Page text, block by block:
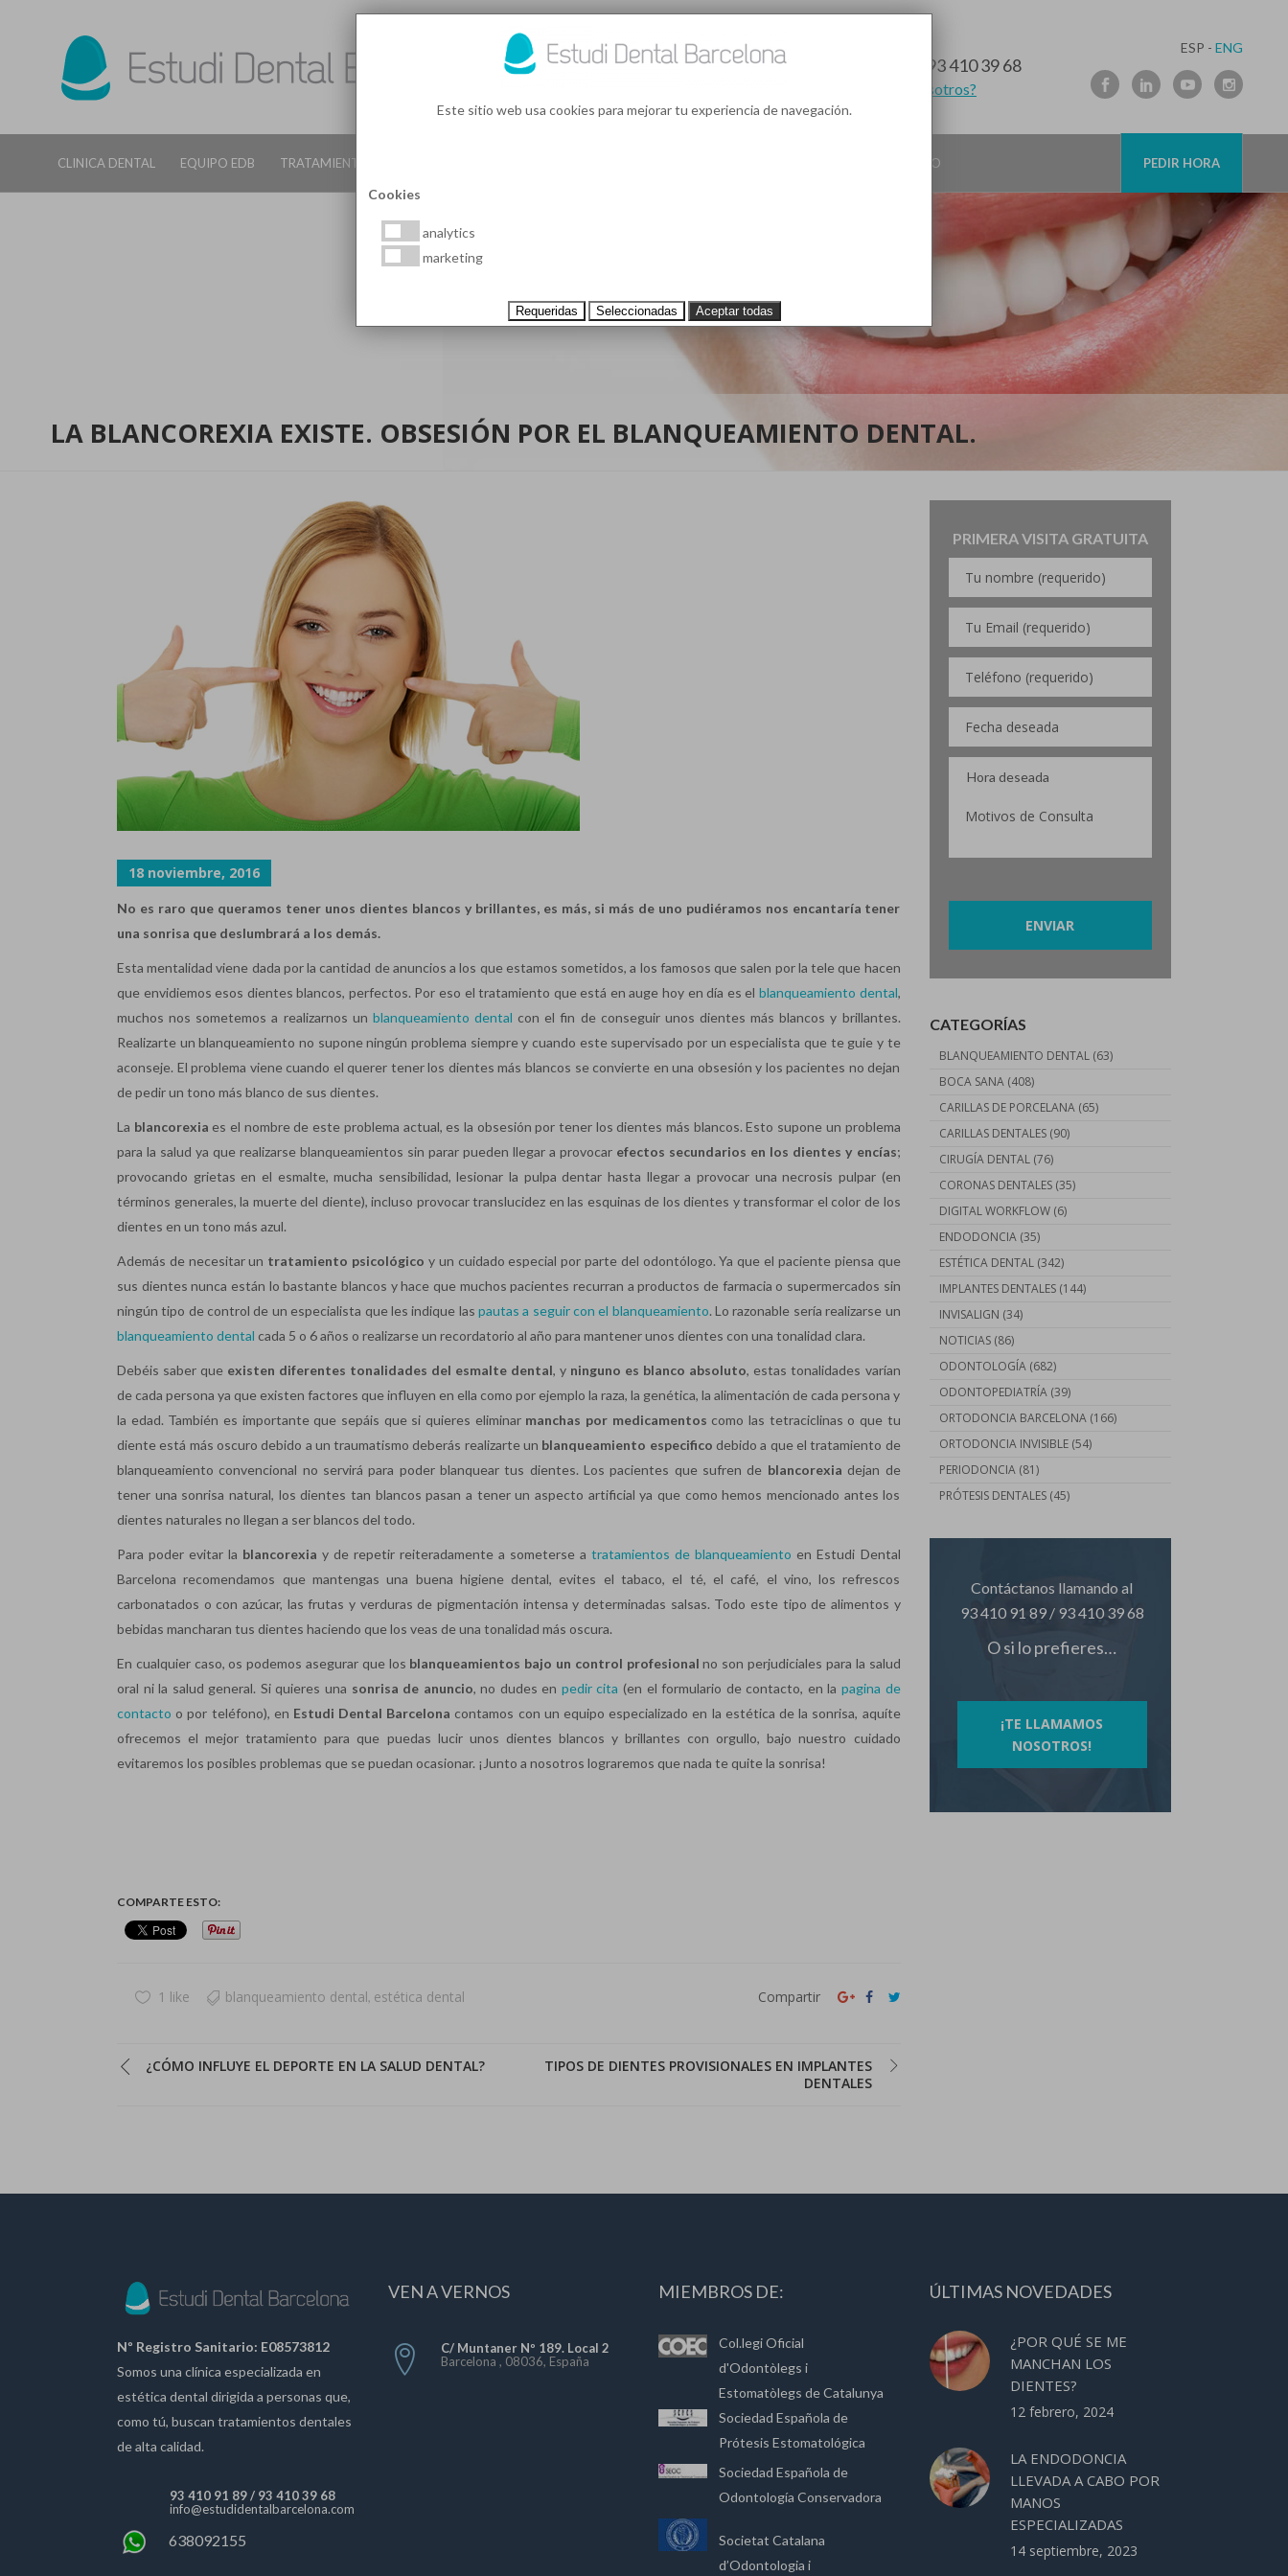
93 410 39 68
¿Te llamamos nosotros?
ESP - ENG
CLINICA DENTAL EQUIPO EDB TRATAMIENTOS DENTALES EN BARCELONA CONTACTO PEDIR HORA
LA BLANCOREXIA EXISTE. OBSESIÓN POR EL BLANQUEAMIENTO DENTAL.
18 noviembre, 2016
No es raro que queramos tener unos dientes blancos y brillantes, es más, si más de uno pudiéramos nos encantaría tener
una sonrisa que deslumbrará a los demás.
Esta mentalidad viene dada por la cantidad de anuncios a los que estamos sometidos, a los famosos que salen por la tele que hacen
que envidiemos esos dientes blancos, perfectos. Por eso el tratamiento que está en auge hoy en día es el blanqueamiento dental,
muchos nos sometemos a realizarnos un blanqueamiento dental con el fin de conseguir unos dientes más blancos y brillantes.
Realizarte un blanqueamiento no supone ningún problema siempre y cuando este supervisado por un especialista que te guie y te
aconseje. El problema viene cuando el querer tener los dientes más blancos se convierte en una obsesión y los pacientes no dejan
de pedir un tono más blanco de sus dientes.
La blancorexia es el nombre de este problema actual, es la obsesión por tener los dientes más blancos. Esto supone un problema
para la salud ya que realizarse blanqueamientos sin parar pueden llegar a provocar efectos secundarios en los dientes y encías;
provocando grietas en el esmalte, mucha sensibilidad, lesionar la pulpa dentar hasta llegar a provocar una necrosis pulpar (en
términos generales, la muerte del diente), incluso provocar translucidez en las esquinas de los dientes y transformar el color de los
dientes en un tono más azul.
Además de necesitar un tratamiento psicológico y un cuidado especial por parte del odontólogo. Ya que el paciente piensa que
sus dientes nunca están lo bastante blancos y hace que muchos pacientes recurran a productos de farmacia o supermercados sin
ningún tipo de control de un especialista que les indique las pautas a seguir con el blanqueamiento. Lo razonable sería realizarse un
blanqueamiento dental cada 5 o 6 años o realizarse un recordatorio al año para mantener unos dientes con una tonalidad clara.
Debéis saber que existen diferentes tonalidades del esmalte dental, y ninguno es blanco absoluto, estas tonalidades varían
de cada persona ya que existen factores que influyen en ella como por ejemplo la raza, la genética, la alimentación de cada persona y
la edad. También es importante que sepáis que si quieres eliminar manchas por medicamentos como las tetraciclinas o que tu
diente está más oscuro debido a un traumatismo deberás realizarte un blanqueamiento especifico debido a que el tratamiento de
blanqueamiento convencional no servirá para poder blanquear tus dientes. Los pacientes que sufren de blancorexia dejan de
tener una sonrisa natural, los dientes tan blancos pasan a tener un aspecto artificial ya que como hemos mencionado antes los
dientes naturales no llegan a ser blancos del todo.
Para poder evitar la blancorexia y de repetir reiteradamente a someterse atratamientos de blanqueamiento en Estudi Dental
Barcelona recomendamos que mantengas una buena higiene dental, evites el tabaco, el té, el café, el vino, los refrescos
carbonatados o con azúcar, las frutas y verduras de pigmentación intensa y determinadas salsas. Todo este tipo de alimentos y
bebidas mancharan tus dientes haciendo que los veas de una tonalidad más oscura.
En cualquier caso, os podemos asegurar que los blanqueamientos bajo un control profesional no son perjudiciales para la salud
oral ni la salud general. Si quieres una sonrisa de anuncio, no dudes en pedir cita (en el formulario de contacto, en la pagina de
contacto o por teléfono), en Estudi Dental Barcelona contamos con un equipo especializado en la estética de la sonrisa, aquíte
ofrecemos el mejor tratamiento para que puedas lucir unos dientes blancos y brillantes con orgullo, bajo nuestro cuidado
evitaremos los posibles problemas que se puedan ocasionar. ¡Junto a nosotros lograremos que nada te quite la sonrisa!
COMPARTE ESTO:
1 like blanqueamiento dental, estética dental Compartir
¿CÓMO INFLUYE EL DEPORTE EN LA SALUD DENTAL?
TIPOS DE DIENTES PROVISIONALES EN IMPLANTES
DENTALES
PRIMERA VISITA GRATUITA
CATEGORÍAS
BLANQUEAMIENTO DENTAL(63)
BOCA SANA(408)
CARILLAS DE PORCELANA(65)
CARILLAS DENTALES(90)
CIRUGÍA DENTAL(76)
CORONAS DENTALES(35)
DIGITAL WORKFLOW(6)
ENDODONCIA(35)
ESTÉTICA DENTAL(342)
IMPLANTES DENTALES(144)
INVISALIGN (34)
NOTICIAS(86)
ODONTOLOGÍA(682)
ODONTOPEDIATRÍA(39)
ORTODONCIA BARCELONA(166)
ORTODONCIA INVISIBLE(54)
PERIODONCIA(81)
PRÓTESIS DENTALES(45)
Contáctanos llamando al
93 410 91 89/ 93 410 39 68
O si lo prefieres…
¡TE LLAMAMOS
NOSOTROS!
Nº Registro Sanitario: E08573812
Somos una clínica especializada en
estética dental dirigida a personas que,
como tú, buscan tratamientos dentales
de alta calidad.
93 410 91 89/ 93 410 39 68
info@estudidentalbarcelona.com
638092155
VEN A VERNOS
C/ Muntaner Nº 189. Local 2
Barcelona , 08036, España
MIEMBROS DE:
Col.legi Oficial
d'Odontòlegs i
Estomatòlegs de Catalunya
Sociedad Española de
Prótesis Estomatológica
Sociedad Española de
Odontología Conservadora
Societat Catalana
d’Odontologia i
ÚLTIMAS NOVEDADES
¿POR QUÉ SE ME
MANCHAN LOS
DIENTES?
12 febrero, 2024
LA ENDODONCIA
LLEVADA A CABO POR
MANOS
ESPECIALIZADAS
14 septiembre, 2023
Este sitio web usa cookies para mejorar tu experiencia de navegación.
Cookies
analytics
marketing
Requeridas Seleccionadas Aceptar todas